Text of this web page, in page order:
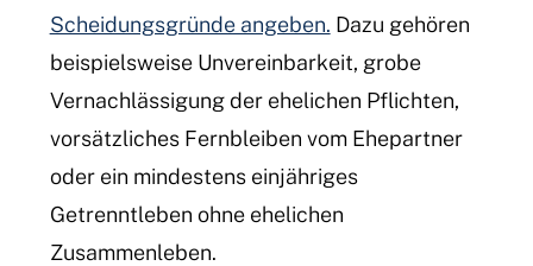
Scheidungsgründe angeben. Dazu gehören
beispielsweise Unvereinbarkeit, grobe
Vernachlässigung der ehelichen Pflichten,
vorsätzliches Fernbleiben vom Ehepartner
oder ein mindestens einjähriges
Getrenntleben ohne ehelichen
Zusammenleben.